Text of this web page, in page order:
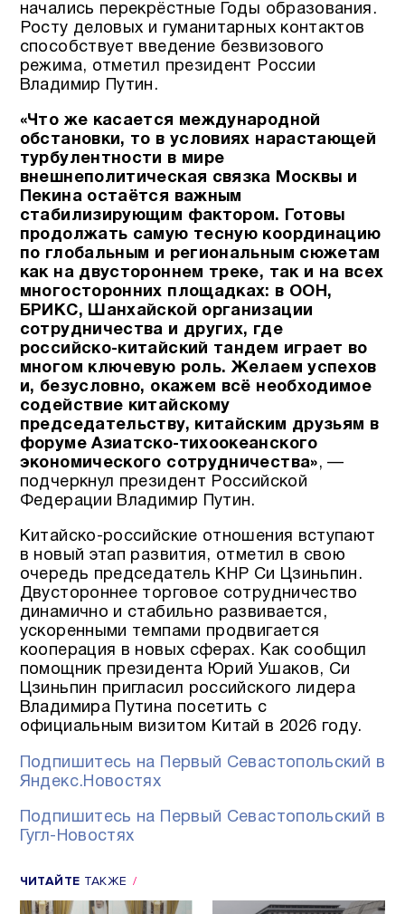
начались перекрёстные Годы образования.
Росту деловых и гуманитарных контактов
способствует введение безвизового
режима, отметил президент России
Владимир Путин.
«Что же касается международной
обстановки, то в условиях нарастающей
турбулентности в мире
внешнеполитическая связка Москвы и
Пекина остаётся важным
стабилизирующим фактором. Готовы
продолжать самую тесную координацию
по глобальным и региональным сюжетам
как на двустороннем треке, так и на всех
многосторонних площадках: в ООН,
БРИКС, Шанхайской организации
сотрудничества и других, где
российско-китайский тандем играет во
многом ключевую роль. Желаем успехов
и, безусловно, окажем всё необходимое
содействие китайскому
председательству, китайским друзьям в
форуме Азиатско-тихоокеанского
экономического сотрудничества», —
подчеркнул президент Российской
Федерации Владимир Путин.
Китайско-российские отношения вступают
в новый этап развития, отметил в свою
очередь председатель КНР Си Цзиньпин.
Двустороннее торговое сотрудничество
динамично и стабильно развивается,
ускоренными темпами продвигается
кооперация в новых сферах. Как сообщил
помощник президента Юрий Ушаков, Си
Цзиньпин пригласил российского лидера
Владимира Путина посетить с
официальным визитом Китай в 2026 году.
Подпишитесь на Первый Севастопольский в
Яндекс.Новостях
Подпишитесь на Первый Севастопольский в
Гугл-Новостях
ЧИТАЙТЕ ТАКЖЕ